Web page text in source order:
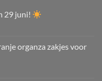
29 juni!
organza zakjes voor